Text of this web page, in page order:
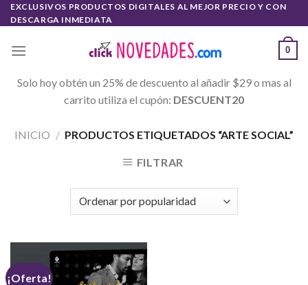
Skip
to
EXCLUSIVOS PRODUCTOS DIGITALES AL MEJOR PRECIO Y CON
DESCARGA INMEDIATA
0
Solo hoy obtén un 25% de descuento al añadir $29 o mas al
carrito utiliza el cupón: DESCUENT20
INICIO / PRODUCTOS ETIQUETADOS “ARTE SOCIAL”
FILTRAR
¡Oferta!